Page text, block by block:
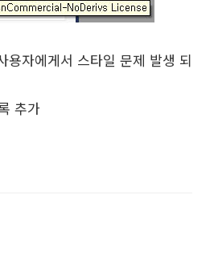
용자에게서 스타일 문제 발생 되
추가